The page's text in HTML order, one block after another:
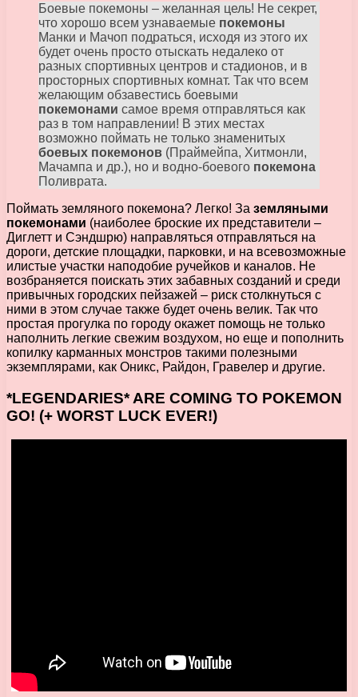
Боевые покемоны – желанная цель! Не секрет,
что хорошо всем узнаваемые покемоны
Манки и Мачоп подраться, исходя из этого их
будет очень просто отыскать недалеко от
разных спортивных центров и стадионов, и в
просторных спортивных комнат. Так что всем
желающим обзавестись боевыми
покемонами самое время отправляться как
раз в том направлении! В этих местах
возможно поймать не только знаменитых
боевых покемонов (Праймейпа, Хитмонли,
Мачампа и др.), но и водно-боевого покемона
Поливрата.
Поймать земляного покемона? Легко! За земляными
покемонами (наиболее броские их представители –
Диглетт и Сэндшрю) направляться отправляться на
дороги, детские площадки, парковки, и на всевозможные
илистые участки наподобие ручейков и каналов. Не
возбраняется поискать этих забавных созданий и среди
привычных городских пейзажей – риск столкнуться с
ними в этом случае также будет очень велик. Так что
простая прогулка по городу окажет помощь не только
наполнить легкие свежим воздухом, но еще и пополнить
копилку карманных монстров такими полезными
экземплярами, как Оникс, Райдон, Гравелер и другие.
*LEGENDARIES* ARE COMING TO POKEMON
GO! (+ WORST LUCK EVER!)